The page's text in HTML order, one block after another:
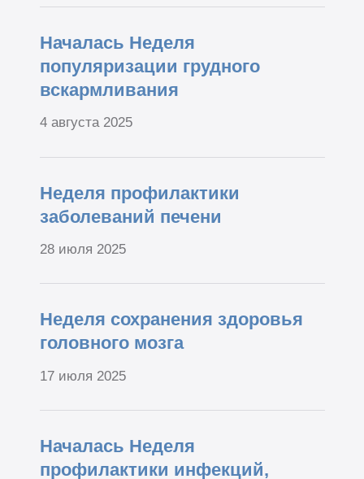
Началась Неделя
популяризации грудного
вскармливания
4 августа 2025
Неделя профилактики
заболеваний печени
28 июля 2025
Неделя сохранения здоровья
головного мозга
17 июля 2025
Началась Неделя
профилактики инфекций,